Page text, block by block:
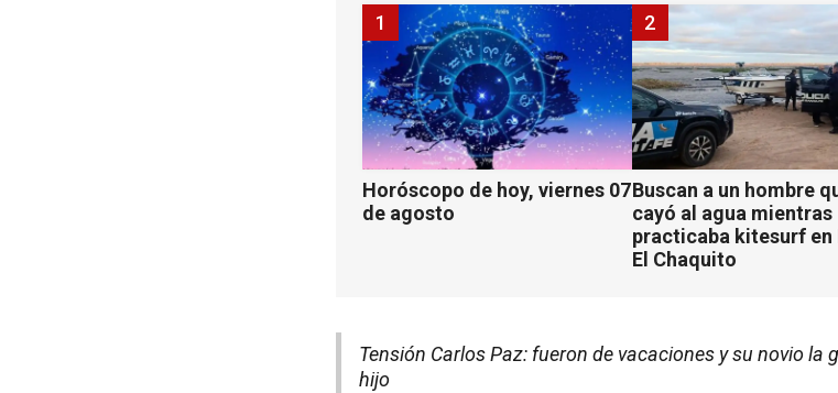
Horóscopo de hoy, viernes 07
de agosto
1
Buscan a un hombre
cayó al agua mientras
practicaba kitesurf en
El Chaquito
2
Tensión Carlos Paz: fueron de vacaciones y su novio la
hijo